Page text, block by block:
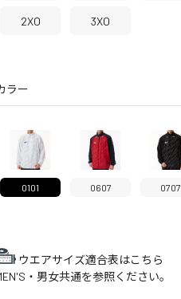
2XO 3XO
ラー
0101 0607 0707
ウエアサイズ適合表はこちら
・男女共通を参照ください。